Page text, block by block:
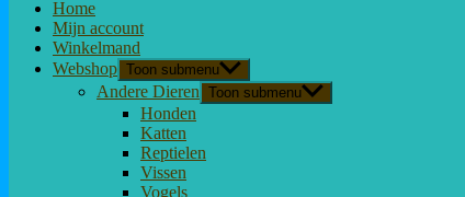
Home
Mijn account
Winkelmand
Webshop Toon submenu
Andere Dieren Toon submenu
Honden
Katten
Reptielen
Vissen
Vogels